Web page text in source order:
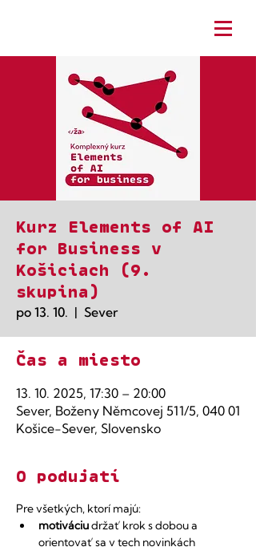
Kurz Elements of AI
for Business v
Košiciach (9.
skupina)
po 13. 10.
  |
Sever
Čas a miesto
13. 10. 2025, 17:30 – 20:00
Sever, Boženy Němcovej 511/5, 040 01
Košice-Sever, Slovensko
O podujatí
Pre všetkých, ktorí majú:
motiváciu držať krok s dobou a
orientovať sa v tech novinkách